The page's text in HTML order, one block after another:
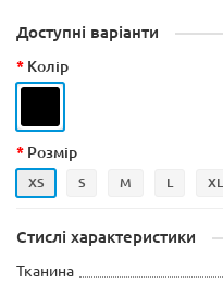
Доступні варіанти
Колір
Розмір
XS S M L XL
Стислі характеристики
Тканина